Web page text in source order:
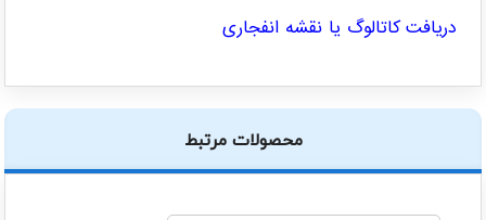
دریافت کاتالوگ یا نقشه انفجاری
محصولات مرتبط